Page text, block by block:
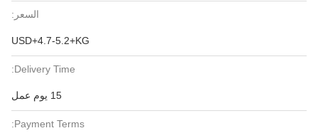
السعر:
USD+4.7-5.2+KG
Delivery Time:
15 يوم عمل
Payment Terms: